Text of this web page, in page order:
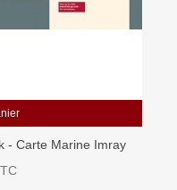
- Carte Marine Imray